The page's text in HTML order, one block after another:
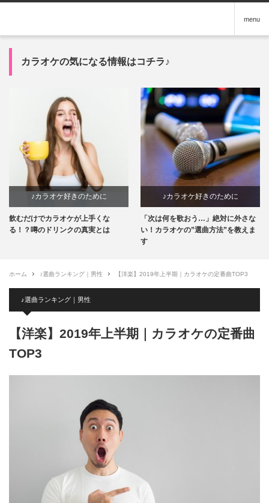
menu
カラオケの気になる情報はコチラ♪
♪カラオケ好きのために
飲むだけでカラオケが上手くな
る！？噂のドリンクの真実とは
♪カラオケ好きのために
「次は何を歌おう…」絶対に外さな
い！カラオケの”選曲方法”を教えま
す
ホーム ♪選曲ランキング｜男性 【洋楽】2019年上半期｜カラオケの定番曲TOP3
♪選曲ランキング｜男性
【洋楽】2019年上半期｜カラオケの定番曲
TOP3